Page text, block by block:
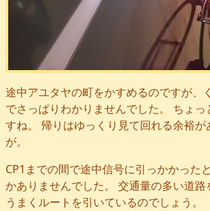
途中アユタヤの町をかすめるのですが、
でさっぱりわかりませんでした。 ちょ
すね。 帰りはゆっくり見て回れる余裕
が。
CP1までの間で途中信号に引っかかった
かありませんでした。 交通量の多い道
うまくルートを引いているのでしょう。